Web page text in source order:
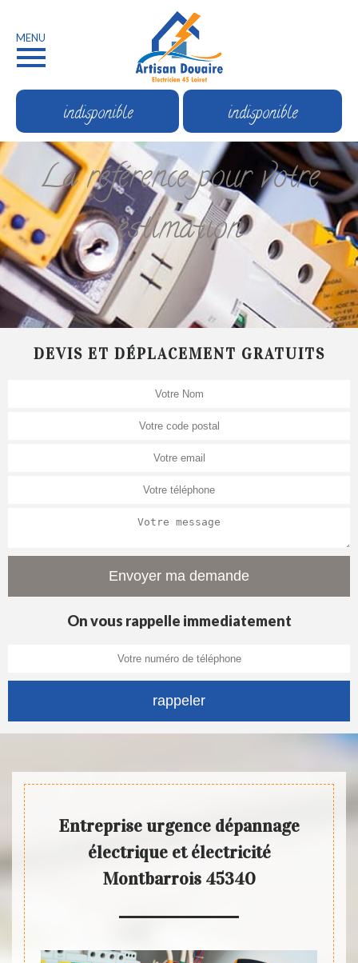
MENU
indisponible indisponible
La référence pour votre
estimation
DEVIS ET DÉPLACEMENT GRATUITS
On vous rappelle immediatement
Entreprise urgence dépannage
électrique et électricité
Montbarrois 45340